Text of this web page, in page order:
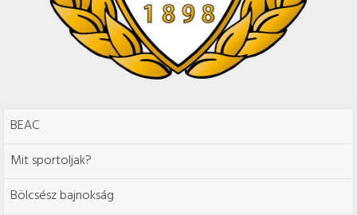
BEAC
Mit sportoljak?
Bölcsész bajnokság